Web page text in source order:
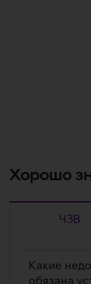
Хорошо
ЧЗВ
ЧЗВ
Какие
обязана